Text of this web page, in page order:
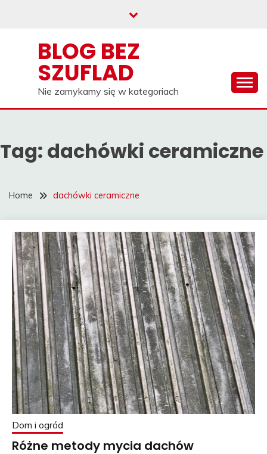
BLOG BEZ
SZUFLAD
Nie zamykamy się w kategoriach
Tag: dachówki ceramiczne
Home dachówki ceramiczne
Dom i ogród
Różne metody mycia dachów